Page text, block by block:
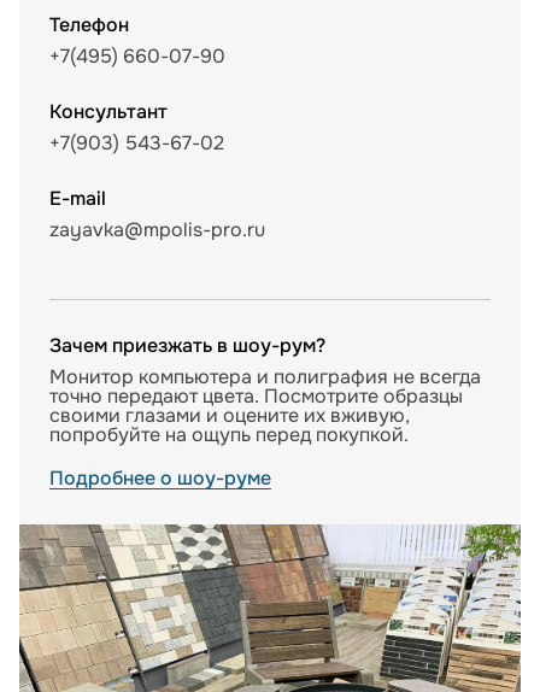
Телефон
+7(495) 660-07-90
Консультант
+7(903) 543-67-02
E-mail
zayavka@mpolis-pro.ru
Зачем приезжать в шоу-рум?
Монитор компьютера и полиграфия не всегда
точно передают цвета. Посмотрите образцы
своими глазами и оцените их вживую,
попробуйте на ощупь перед покупкой.
Подробнее о шоу-руме